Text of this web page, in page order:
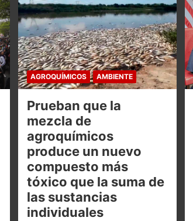
AGROQUÍMICOS AMBIENTE
Prueban que la
mezcla de
agroquímicos
produce un nuevo
compuesto más
tóxico que la suma de
las sustancias
individuales